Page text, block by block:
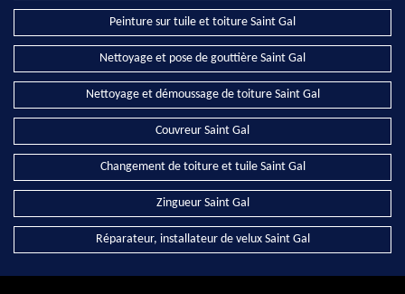
Peinture sur tuile et toiture Saint Gal
Nettoyage et pose de gouttière Saint Gal
Nettoyage et démoussage de toiture Saint Gal
Couvreur Saint Gal
Changement de toiture et tuile Saint Gal
Zingueur Saint Gal
Réparateur, installateur de velux Saint Gal